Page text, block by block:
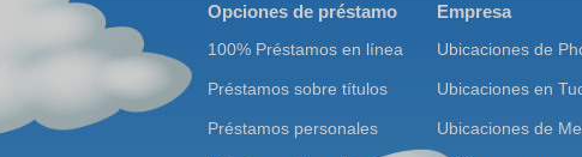
Opciones de préstamo
100% Préstamos en línea
Préstamos sobre títulos
Préstamos personales
Empresa
Ubicaciones de
Ubicaciones en
Ubicaciones de